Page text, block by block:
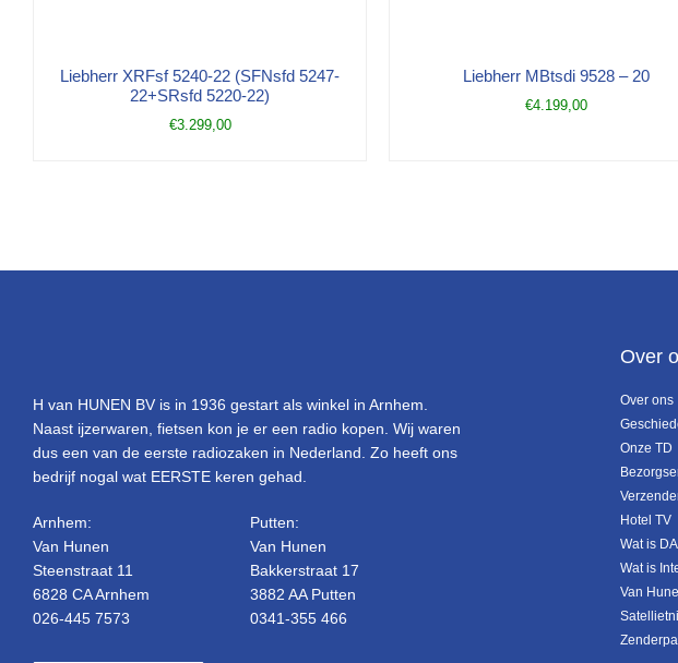
Liebherr XRFsf 5240-22 (SFNsfd 5247-
22+SRsfd 5220-22)
€3.299,00
Liebherr MBtsdi 9528 – 20
€4.199,00
H van HUNEN BV is in 1936 gestart als winkel in Arnhem.
Naast ijzerwaren, fietsen kon je er een radio kopen. Wij waren
dus een van de eerste radiozaken in Nederland. Zo heeft ons
bedrijf nogal wat EERSTE keren gehad.
Arnhem:
Van Hunen
Steenstraat 11
6828 CA Arnhem
026-445 7573
Putten:
Van Hunen
Bakkerstraat 17
3882 AA Putten
0341-355 466
Over
Over ons
Onze TD
Hotel TV
Wat is
Wat is
Van